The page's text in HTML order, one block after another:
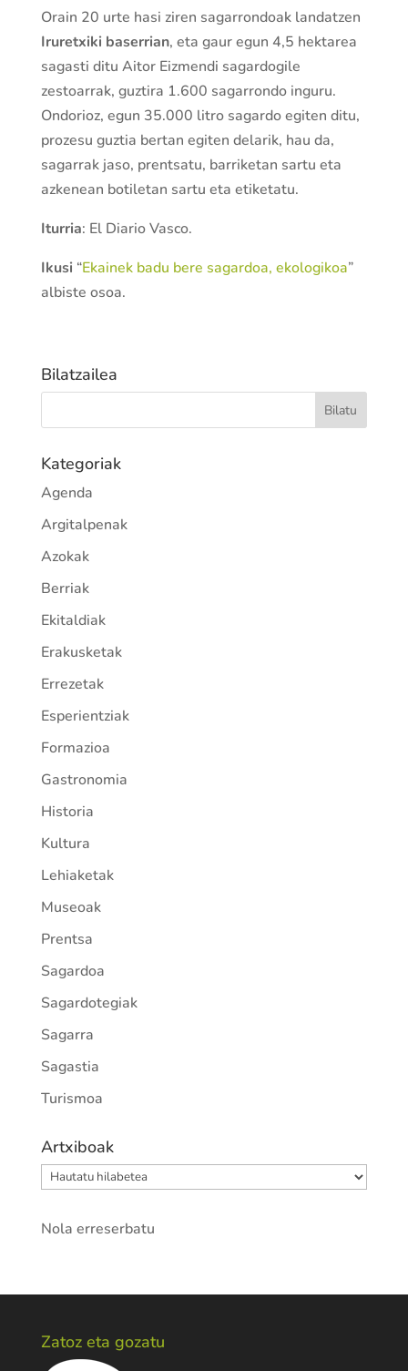
Orain 20 urte hasi ziren sagarrondoak landatzen
Iruretxiki baserrian, eta gaur egun 4,5 hektarea
sagasti ditu Aitor Eizmendi sagardogile
zestoarrak, guztira 1.600 sagarrondo inguru.
Ondorioz, egun 35.000 litro sagardo egiten ditu,
prozesu guztia bertan egiten delarik, hau da,
sagarrak jaso, prentsatu, barriketan sartu eta
azkenean botiletan sartu eta etiketatu.
Iturria: El Diario Vasco.
Ikusi “Ekainek badu bere sagardoa, ekologikoa”
albiste osoa.
Bilatzailea
Kategoriak
Agenda
Argitalpenak
Azokak
Berriak
Ekitaldiak
Erakusketak
Errezetak
Esperientziak
Formazioa
Gastronomia
Historia
Kultura
Lehiaketak
Museoak
Prentsa
Sagardoa
Sagardotegiak
Sagarra
Sagastia
Turismoa
Artxiboak
Artxiboak
Nola erreserbatu
Zatoz eta gozatu